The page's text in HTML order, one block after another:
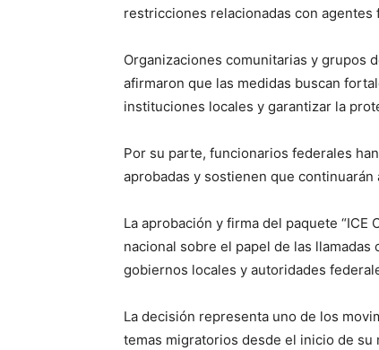
restricciones relacionadas con agentes
Organizaciones comunitarias y grupos
afirmaron que las medidas buscan
instituciones locales y garantizar la
Por su parte, funcionarios federales
aprobadas y sostienen que
La aprobación y firma del paquete
nacional sobre el papel de las
gobiernos locales y autoridades
La decisión representa uno de los
temas migratorios desde el inicio de